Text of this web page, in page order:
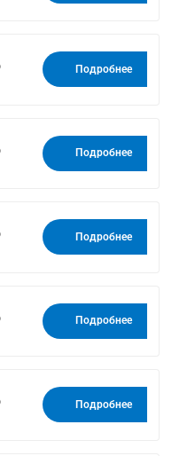
Подробнее
Подробнее
Подробнее
Подробнее
Подробнее